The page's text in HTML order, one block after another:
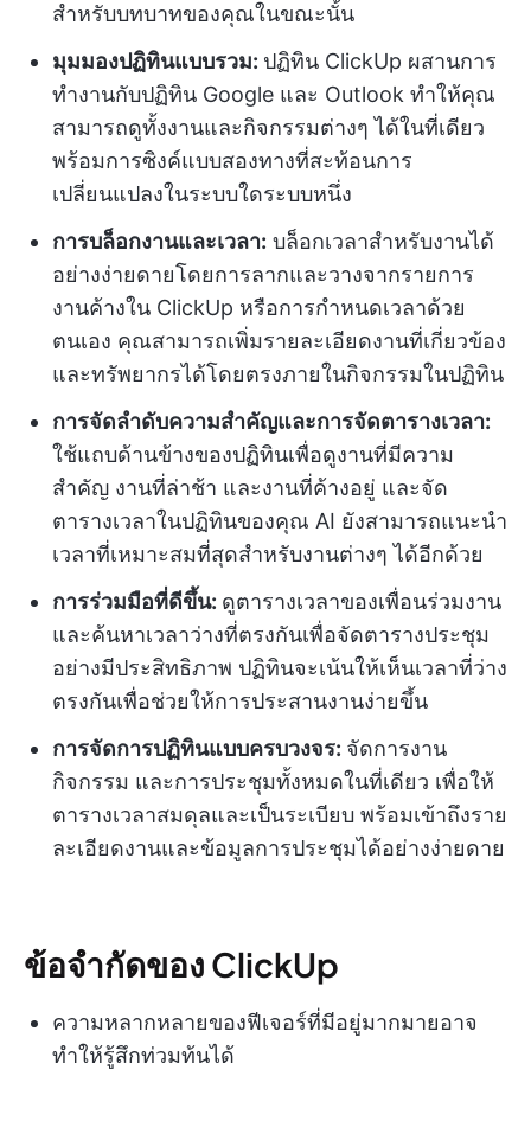
สำหรับบทบาทของคุณในขณะนั้น
มุมมองปฏิทินแบบรวม: ปฏิทิน ClickUp ผสานการ
ทำงานกับปฏิทิน Google และ Outlook ทำให้คุณ
สามารถดูทั้งงานและกิจกรรมต่างๆ ได้ในที่เดียว
พร้อมการซิงค์แบบสองทางที่สะท้อนการ
เปลี่ยนแปลงในระบบใดระบบหนึ่ง
การบล็อกงานและเวลา: บล็อกเวลาสำหรับงานได้
อย่างง่ายดายโดยการลากและวางจากรายการ
งานค้างใน ClickUp หรือการกำหนดเวลาด้วย
ตนเอง คุณสามารถเพิ่มรายละเอียดงานที่เกี่ยวข้อง
และทรัพยากรได้โดยตรงภายในกิจกรรมในปฏิทิน
การจัดลำดับความสำคัญและการจัดตารางเวลา:
ใช้แถบด้านข้างของปฏิทินเพื่อดูงานที่มีความ
สำคัญ งานที่ล่าช้า และงานที่ค้างอยู่ และจัด
ตารางเวลาในปฏิทินของคุณ AI ยังสามารถแนะนำ
เวลาที่เหมาะสมที่สุดสำหรับงานต่างๆ ได้อีกด้วย
การร่วมมือที่ดีขึ้น: ดูตารางเวลาของเพื่อนร่วมงาน
และค้นหาเวลาว่างที่ตรงกันเพื่อจัดตารางประชุม
อย่างมีประสิทธิภาพ ปฏิทินจะเน้นให้เห็นเวลาที่ว่าง
ตรงกันเพื่อช่วยให้การประสานงานง่ายขึ้น
การจัดการปฏิทินแบบครบวงจร: จัดการงาน
กิจกรรม และการประชุมทั้งหมดในที่เดียว เพื่อให้
ตารางเวลาสมดุลและเป็นระเบียบ พร้อมเข้าถึงราย
ละเอียดงานและข้อมูลการประชุมได้อย่างง่ายดาย
ข้อจำกัดของ ClickUp
ความหลากหลายของฟีเจอร์ที่มีอยู่มากมายอาจ
ทำให้รู้สึกท่วมท้นได้